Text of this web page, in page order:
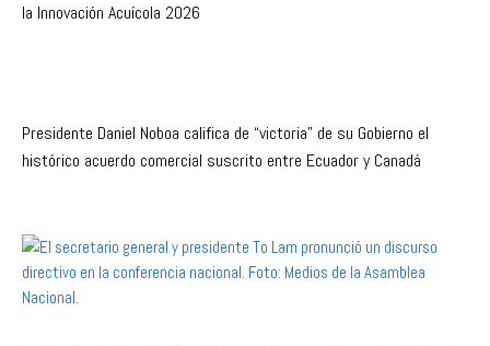
la Innovación Acuícola 2026
Presidente Daniel Noboa califica de “victoria” de su Gobierno el
histórico acuerdo comercial suscrito entre Ecuador y Canadá